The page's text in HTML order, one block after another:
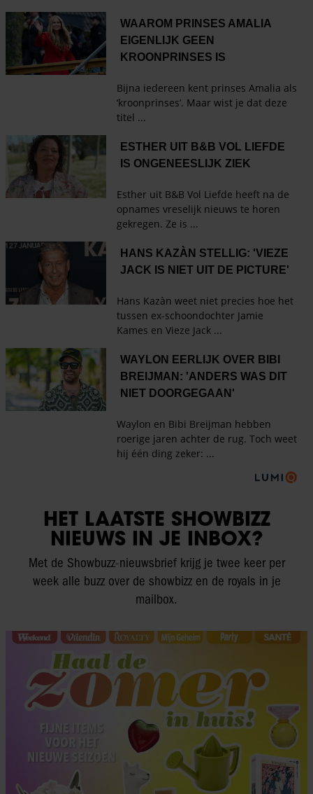
HET LAATSTE SHOWBIZZ
NIEUWS IN JE INBOX?
Met de Showbuzz-nieuwsbrief krijg je twee keer per
week alle buzz over de showbizz en de royals in je
mailbox.